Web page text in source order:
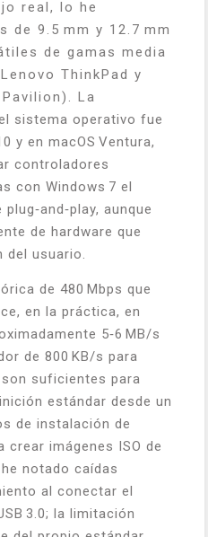
real, lo he
de 9.5 mm y 12.7 mm
de gamas media
ThinkPad y
La
sistema operativo fue
y en macOS Ventura,
controladores
con Windows 7 el
aunque
de hardware que
del usuario.
de 480 Mbps que
en la práctica, en
5‑6 MB/s
de 800 KB/s para
son suficientes para
estándar desde un
de instalación de
imágenes ISO de
notado caídas
al conectar el
3.0; la limitación